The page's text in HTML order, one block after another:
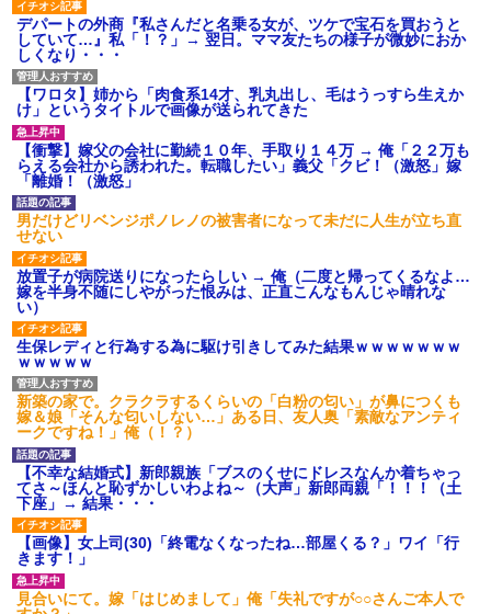
デパートの外商『私さんだと名乗る女が、ツケで宝石を買おうと
していて…』私「！？」→ 翌日。ママ友たちの様子が微妙におか
しくなり・・・
【ワロタ】姉から「肉食系14才、乳丸出し、毛はうっすら生えか
け」というタイトルで画像が送られてきた
【衝撃】嫁父の会社に勤続１０年、手取り１４万 → 俺「２２万も
らえる会社から誘われた。転職したい」義父「クビ！（激怒」嫁
「離婚！（激怒」
男だけどリベンジポノレノの被害者になって未だに人生が立ち直
せない
放置子が病院送りになったらしい → 俺（二度と帰ってくるなよ…
嫁を半身不随にしやがった恨みは、正直こんなもんじゃ晴れな
い）
生保レディと行為する為に駆け引きしてみた結果ｗｗｗｗｗｗｗ
ｗｗｗｗｗ
新築の家で。クラクラするくらいの「白粉の匂い」が鼻につくも
嫁＆娘「そんな匂いしない…」ある日、友人奥「素敵なアンティ
ークですね！」俺（！？）
【不幸な結婚式】新郎親族「ブスのくせにドレスなんか着ちゃっ
てさ～ほんと恥ずかしいわよね～（大声」新郎両親「！！！（土
下座」→ 結果・・・
【画像】女上司(30)「終電なくなったね…部屋くる？」ワイ「行
きます！」
見合いにて。嫁「はじめまして」俺「失礼ですが○○さんご本人で